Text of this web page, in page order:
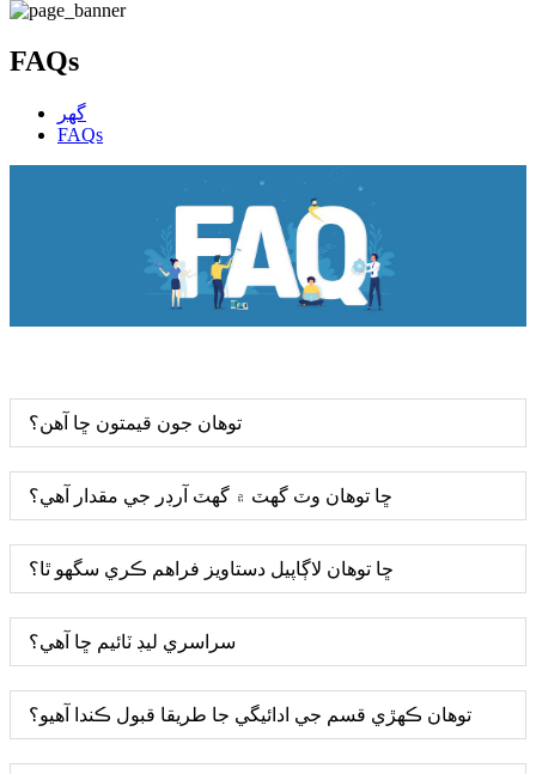
FAQs
گهر
FAQs
توهان جون قيمتون ڇا آهن؟
ڇا توهان وٽ گهٽ ۾ گهٽ آرڊر جي مقدار آهي؟
ڇا توهان لاڳاپيل دستاويز فراهم ڪري سگهو ٿا؟
سراسري ليڊ ٽائيم ڇا آهي؟
توهان ڪهڙي قسم جي ادائيگي جا طريقا قبول ڪندا آهيو؟